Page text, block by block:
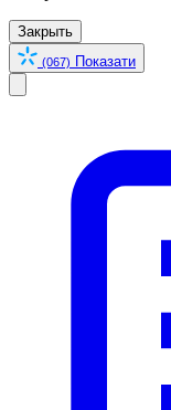
Закрыть
(067) Показати